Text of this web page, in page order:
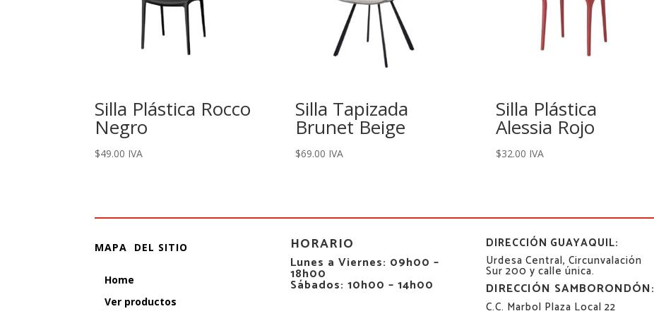
Silla Plástica Rocco
Negro
$49.00 IVA
Silla Tapizada
Brunet Beige
$69.00 IVA
Silla Plástica
Alessia Rojo
$32.00 IVA
MAPA DEL SITIO
Home
Ver productos
HORARIO
Lunes a Viernes: 09h00 –
18h00
Sábados: 10h00 – 14h00
DIRECCIÓN GUAYAQUIL:
Urdesa Central, Circunvalación
Sur 200 y calle única.
DIRECCIÓN SAMBORONDÓN:
C.C. Marbol Plaza Local 22